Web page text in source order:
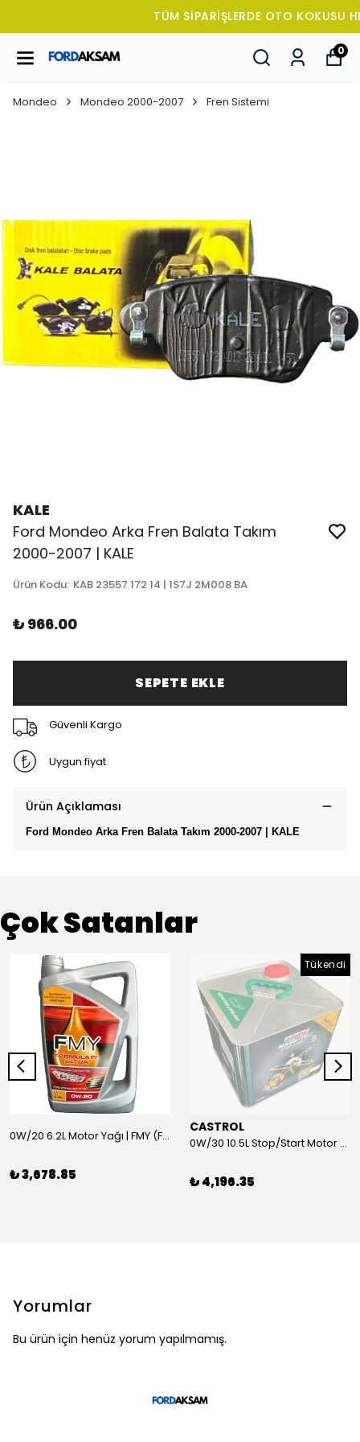
TÜM SİPARİŞLERDE OTO KOKUSU HEDİYE!
0
Mondeo Mondeo 2000-2007 Fren Sistemi
KALE
Ford Mondeo Arka Fren Balata Takım
2000-2007 | KALE
Ürün Kodu: KAB 23557 172 14 | 1S7J 2M008 BA
₺ 966.00
SEPETE EKLE
Güvenli Kargo
Uygun fiyat
Ürün Açıklaması
Ford Mondeo Arka Fren Balata Takım 2000-2007 | KALE
Çok Satanlar
0W/20 6.2L Motor Yağı | FMY (Ford Motor Yağları)
₺ 3,678.85
Tükendi
CASTROL
0W/30 10.5L Stop/Start Motor Yağı | CASTROL
₺ 4,196.35
Yorumlar
Bu ürün için henüz yorum yapılmamış.